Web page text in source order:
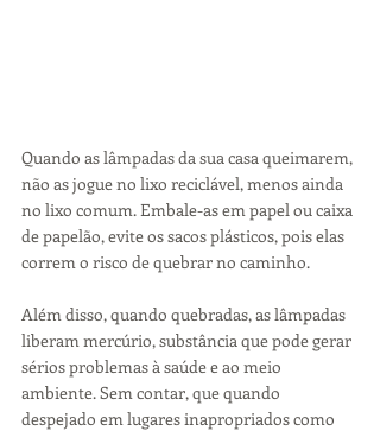
Quando as lâmpadas da sua casa queimarem,
não as jogue no lixo reciclável, menos ainda
no lixo comum. Embale-as em papel ou caixa
de papelão, evite os sacos plásticos, pois elas
correm o risco de quebrar no caminho.
Além disso, quando quebradas, as lâmpadas
liberam mercúrio, substância que pode gerar
sérios problemas à saúde e ao meio
ambiente. Sem contar, que quando
despejado em lugares inapropriados como